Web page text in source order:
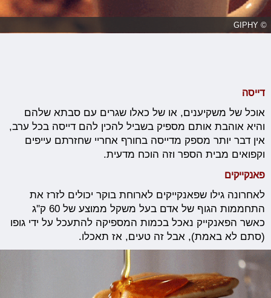
© GIPHY
דייסה
אוכל של משקיענים, או של כאלו שגרים עם סבתא שלהם
והיא אוהבת אותם מספיק בשביל להכין להם דייסה בכל ערב,
אין דבר יותר מספק מדייסה בחורף אחריי שחזרתם עייפים
וקפואים מבית הספר וזה הוכח מדעית.
פאנקייקים
לאחרונה גילו שפאנקייקים לארוחת בוקר יכולים לזרז את
התחממות הגוף של אדם בעל משקל ממוצע של 60 ק''ג
כאשר הפאנקייק נאכל בכמות המספיקה להתעכל על ידי גופו
(סתם לא באמת), אבל זה טעים, אז תאכלו.